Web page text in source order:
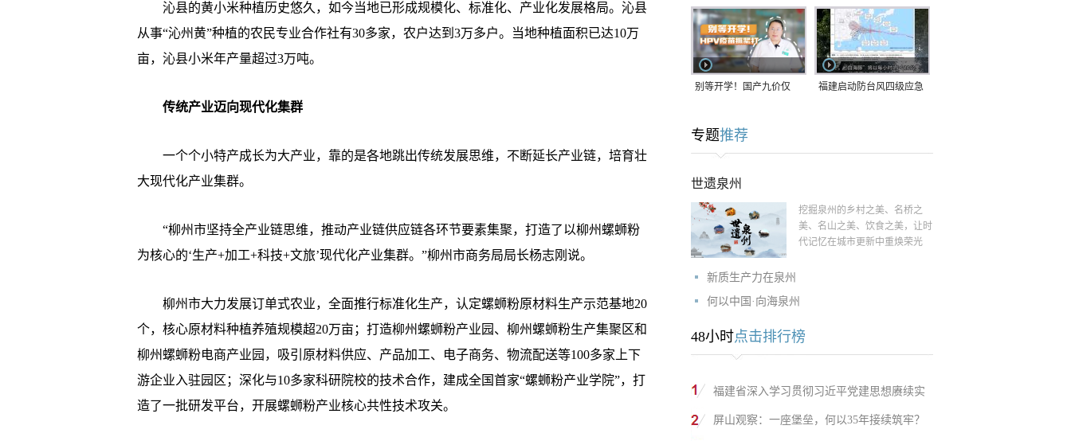
沁县的黄小米种植历史悠久，如今当地已形成规模化、标准化、产业化发展格局。沁县
从事“沁州黄”种植的农民专业合作社有30多家，农户达到3万多户。当地种植面积已达10万
亩，沁县小米年产量超过3万吨。
传统产业迈向现代化集群
一个个小特产成长为大产业，靠的是各地跳出传统发展思维，不断延长产业链，培育壮
大现代化产业集群。
“柳州市坚持全产业链思维，推动产业链供应链各环节要素集聚，打造了以柳州螺蛳粉
为核心的‘生产+加工+科技+文旅’现代化产业集群。”柳州市商务局局长杨志刚说。
柳州市大力发展订单式农业，全面推行标准化生产，认定螺蛳粉原材料生产示范基地20
个，核心原材料种植养殖规模超20万亩；打造柳州螺蛳粉产业园、柳州螺蛳粉生产集聚区和
柳州螺蛳粉电商产业园，吸引原材料供应、产品加工、电子商务、物流配送等100多家上下
游企业入驻园区；深化与10多家科研院校的技术合作，建成全国首家“螺蛳粉产业学院”，打
造了一批研发平台，开展螺蛳粉产业核心共性技术攻关。
别等开学！国产九价仅
紧打
福建启动防台风四级应急
专题推荐
世遗泉州
挖掘泉州的乡村之美、名桥之
美、名山之美、饮食之美，让时
代记忆在城市更新中重焕荣光
新质生产力在泉州
何以中国·向海泉州
48小时点击排行榜
福建省深入学习贯彻习近平党建思想赓续实
屏山观察：一座堡垒，何以35年接续筑牢？